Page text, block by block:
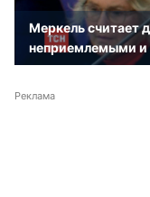
Меркель считает
неприемлемыми и
Реклама